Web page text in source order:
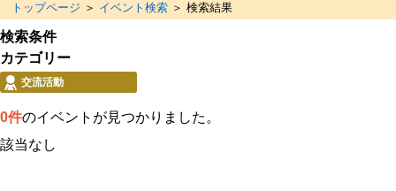
トップページ ＞ イベント検索 ＞ 検索結果
検索条件
カテゴリー
交流活動
0件のイベントが見つかりました。
該当なし